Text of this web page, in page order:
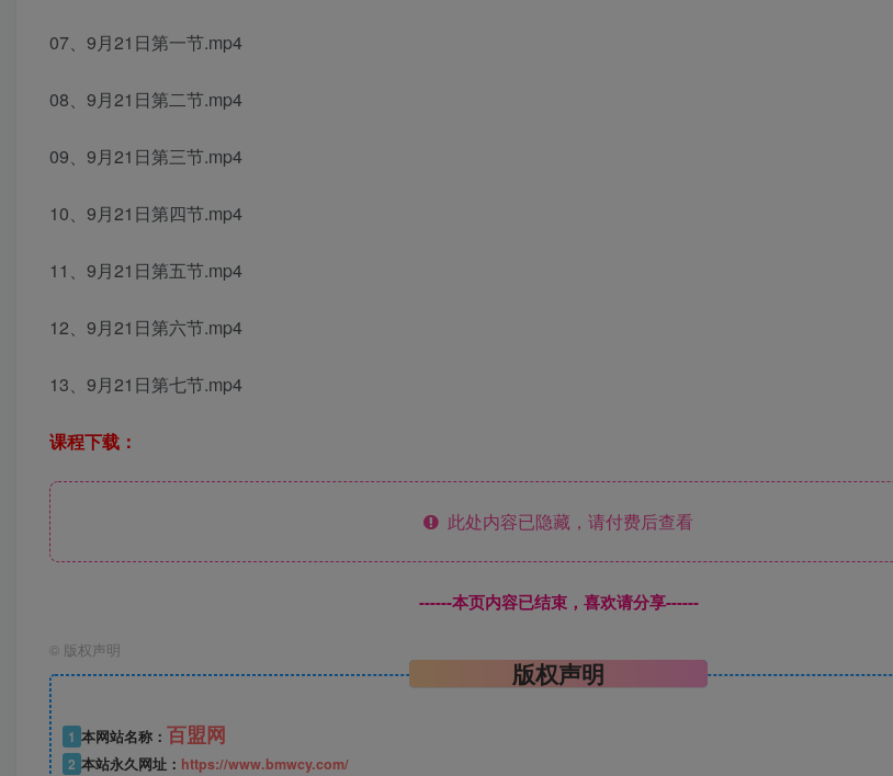
07、9月21日第一节.mp4
08、9月21日第二节.mp4
09、9月21日第三节.mp4
10、9月21日第四节.mp4
11、9月21日第五节.mp4
12、9月21日第六节.mp4
13、9月21日第七节.mp4
课程下载：
此处内容已隐藏，请付费后查看
------本页内容已结束，喜欢请分享------
© 版权声明
版权声明
1 本网站名称： 百盟网
2 本站永久网址： https://www.bmwcy.com/